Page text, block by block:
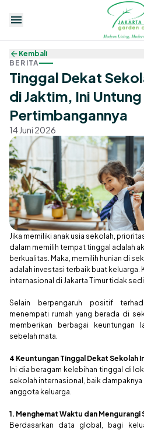
Perumahan
Berita Promo
Kembali
BERITA
Tinggal Dekat
di Jaktim, Ini Untung
Pertimbangannya
14 Juni 2026
Jika memiliki anak usia sekolah,
dalam memilih tempat tinggal adalah
berkualitas. Maka, memilih hunian di
adalah investasi terbaik buat keluarga.
internasional di Jakarta Timur tidak
Selain berpengaruh positif
menempati rumah yang berada di
memberikan berbagai
sebelah mata.
4 Keuntungan Tinggal Dekat Sekolah
Ini dia beragam kelebihan tinggal di
sekolah internasional, baik dampaknya
anggota keluarga.
1. Menghemat Waktu dan Mengurangi
Berdasarkan data global, bagi